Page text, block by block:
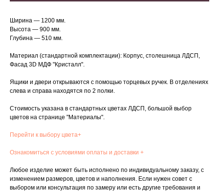
Ширина — 1200 мм.
Высота — 900 мм.
Глубина — 510 мм.
Материал (стандартной комплектации): Корпус, столешница ЛДСП,
Фасад 3D МДФ "Кристалл".
Ящики и двери открываются с помощью торцевых ручек. В отделениях
слева и справа находятся по 2 полки.
Стоимость указана в стандартных цветах ЛДСП, большой выбор
цветов на странице "Материалы".
Перейти к выбору цвета+
Ознакомиться с условиями оплаты и доставки +
Любое изделие может быть исполнено по индивидуальному заказу, с
изменением размеров, цветов и наполнения. Если нужен совет с
выбором или консультация по замеру или есть другие требования и